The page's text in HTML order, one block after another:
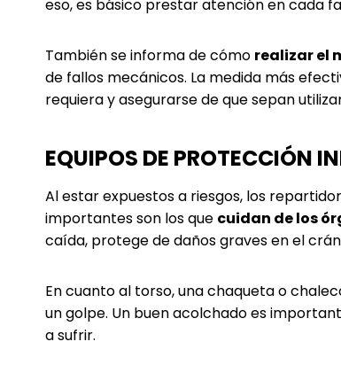
eso, es básico prestar atención en cada
También se informa de cómo realizar el
de fallos mecánicos. La medida más
requiera y asegurarse de que sepan
EQUIPOS DE PROTECCIÓN
Al estar expuestos a riesgos, los
importantes son los que cuidan de los
caída, protege de daños graves en el
En cuanto al torso, una chaqueta o
un golpe. Un buen acolchado es
a sufrir.